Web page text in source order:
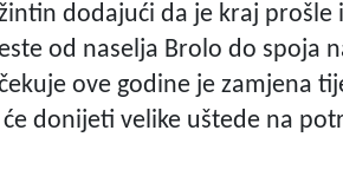
dodajući da je kraj prošle
od naselja Brolo do spoja
ove godine je zamjena
donijeti velike uštede na